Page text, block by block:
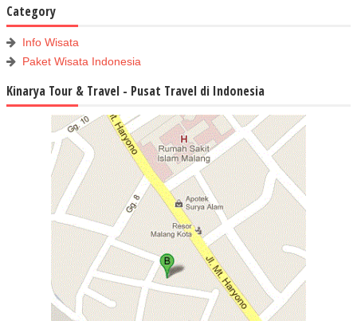
Category
Info Wisata
Paket Wisata Indonesia
Kinarya Tour & Travel - Pusat Travel di Indonesia